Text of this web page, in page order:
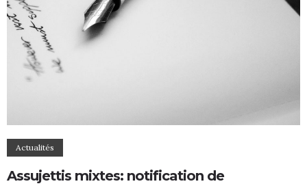
Actualités
Assujettis mixtes: notification de